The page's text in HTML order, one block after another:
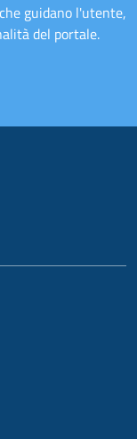
guidano l'utente,
del portale.